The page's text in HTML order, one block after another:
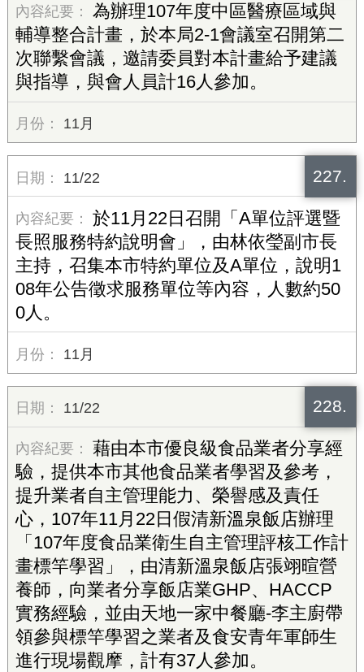
為辦理107年度中區醫療區域與
輔導整合計畫，於本局2-1會議室召開第二
次聯繫會議，邀請委員對本計畫給予建議
與指導，與會人員計16人參加。
11月
227.
11/22
於11月22日召開「A單位評選暨
長照服務特約說明會」，由林依瑩副市長
主持，召集本市特約單位及A單位，說明1
08年公告徵求服務單位等內容，人數約50
0人。
11月
228.
11/22
藉由本市優良級食品業者分享經
驗，提供本市其他食品業者學習及參考，
提升業者自主管理能力、榮譽感及責任
心，107年11月22日假清新溫泉飯店辦理
「107年度食品業衛生自主管理評核工作計
畫標竿學習」，由清新溫泉飯店張翊暄營
養師，向業者分享飯店業GHP、HACCP
實務經驗，並由天地一家中餐廳-李主廚帶
領參與標竿學習之業者及食安青年軍師生
進行現場觀摩，計有37人參加。